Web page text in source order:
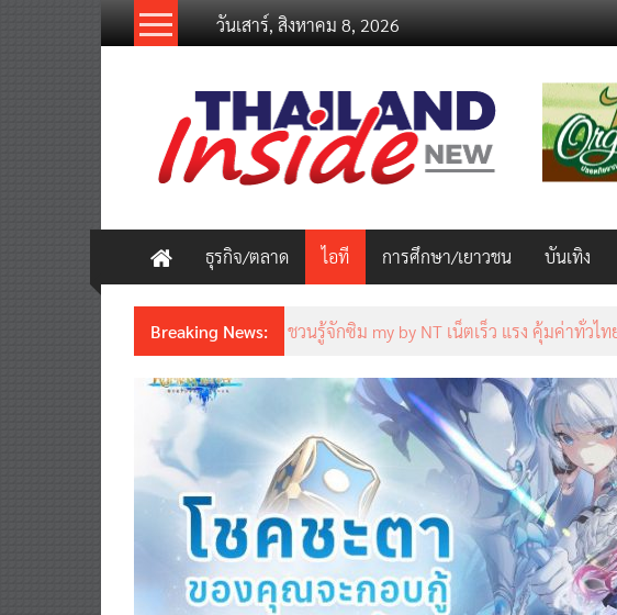
วันเสาร์, สิงหาคม 8, 2026
thailandinsidenew.com
Thailand
Inside
New
ธุรกิจ/ตลาด ไอที การศึกษา/เยาวชน บันเทิง
Breaking News: ชวนรู้จักซิม my by NT เน็ตเร็ว แรง คุ้มค่าทั่วไ